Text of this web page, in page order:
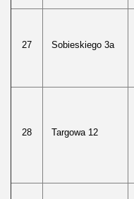
27 Sobieskiego 3a
28 Targowa 12